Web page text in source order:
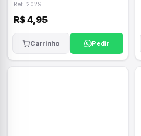
Ref: 2029
R$ 4,95
Carrinho Pedir